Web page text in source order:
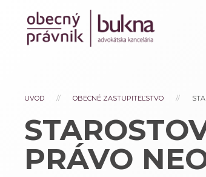
UVOD OBECNÉ ZASTUPITEĽSTVO
PRÁVO